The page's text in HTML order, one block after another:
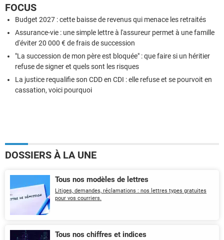
FOCUS
Budget 2027 : cette baisse de revenus qui menace les retraités
Assurance-vie : une simple lettre à l'assureur permet à une famille
d'éviter 20 000 € de frais de succession
"La succession de mon père est bloquée" : que faire si un héritier
refuse de signer et quels sont les risques
La justice requalifie son CDD en CDI : elle refuse et se pourvoit en
cassation, voici pourquoi
DOSSIERS À LA UNE
Tous nos modèles de lettres
Litiges, demandes, réclamations : nos lettres types gratuites
pour vos courriers.
Tous nos chiffres et indices